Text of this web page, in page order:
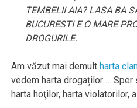
TEMBELII AIA? LASA BA
BUCURESTI E O MARE
DROGURILE.
Am văzut mai demultharta
vedem harta drogaților … Sper
harta hoţilor, harta violatorilor,